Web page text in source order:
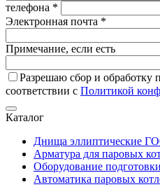
телефона *
Электронная почта *
Примечание, если есть
Разрешаю сбор и обработку
соответствии с Политикой
Каталог
Днища эллиптические
Арматура для паровых
Оборудование
Автоматика паровых